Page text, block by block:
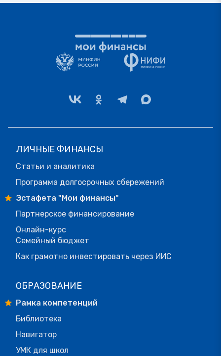
ЛИЧНЫЕ ФИНАНСЫ
Статьи и аналитика
Программа долгосрочных сбережений
Эстафета "Мои финансы"
Партнерское финансирование
Онлайн-курс
Семейный бюджет
Как грамотно инвестировать через ИИС
ОБРАЗОВАНИЕ
Рамка компетенций
Библиотека
Навигатор
УМК для школ